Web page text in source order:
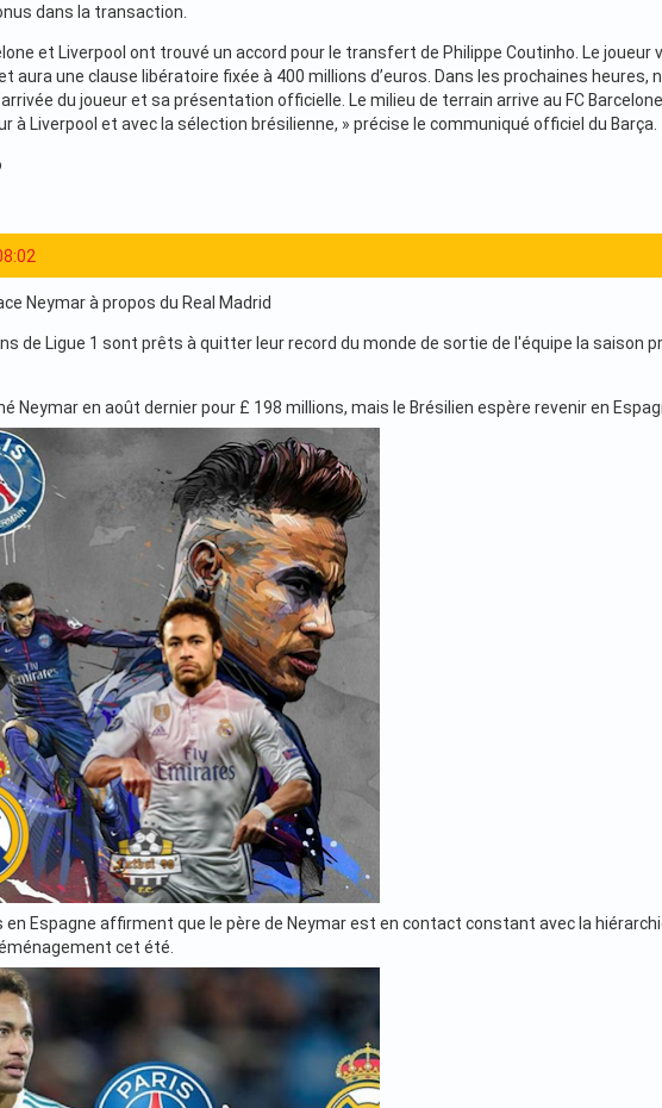
dans la transaction.
et Liverpool ont trouvé un accord pour le transfert de Philippe Coutinho. Le
aura une clause libératoire fixée à 400 millions d’euros. Dans les prochaines
du joueur et sa présentation officielle. Le milieu de terrain arrive au FC
à Liverpool et avec la sélection brésilienne, » précise le communiqué officiel du Barça.
Neymar à propos du Real Madrid
de Ligue 1 sont prêts à quitter leur record du monde de sortie de l'équipe la saison
Neymar en août dernier pour £ 198 millions, mais le Brésilien espère revenir en
en Espagne affirment que le père de Neymar est en contact constant avec la
cet été.